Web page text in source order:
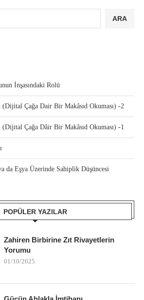
ARA
İnşasındaki Rolü
(Dijital Çağa Dair Bir Makâsıd Okuması) -2
Çağa Dâir Bir Makâsıd Okuması) -1
da Eşya Üzerinde Sahiplik Düşüncesi
POPÜLER YAZILAR
Zahiren Birbirine Zıt Rivayetlerin
Yorumu
01/10/2025